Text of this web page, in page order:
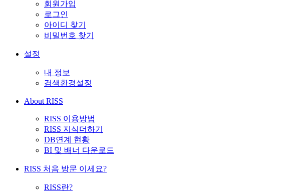
회원가입
로그인
아이디 찾기
비밀번호 찾기
설정
내 정보
검색환경설정
About RISS
RISS 이용방법
RISS 지식더하기
DB연계 현황
BI 및 배너 다운로드
RISS 처음 방문 이세요?
RISS란?